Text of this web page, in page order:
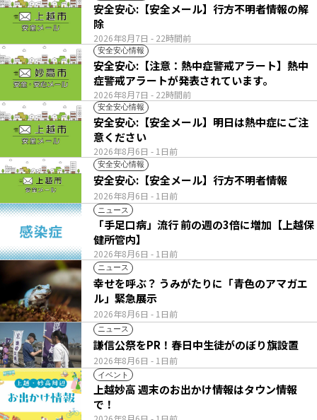
2026年8月7日 - 22時間前
安全安心:【安全メール】行方不明者情報の解
除
安全安心情報
2026年8月7日 - 22時間前
安全安心:【注意：熱中症警戒アラート】熱中
症警戒アラートが発表されています。
安全安心情報
2026年8月6日 - 1日前
安全安心:【安全メール】明日は熱中症にご注
意ください
安全安心情報
2026年8月6日 - 1日前
安全安心:【安全メール】行方不明者情報
ニュース
2026年8月6日 - 1日前
「手足口病」流行 前の週の3倍に増加【上越保
健所管内】
ニュース
2026年8月6日 - 1日前
幸せを呼ぶ？ うみがたりに「青色のアマガエ
ル」緊急展示
ニュース
2026年8月6日 - 1日前
謙信公祭をPR！春日中生徒がのぼり旗設置
イベント
上越妙高 週末のお出かけ情報はタウン情報
で！